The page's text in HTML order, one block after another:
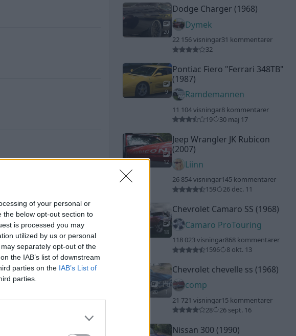
of your personal or
the below opt-out section to
is processed you may
utilized by us or personal
separately opt-out of the
the IAB’s list of downstream
parties on the IAB’s List of
parties.
20
Dodge Charger (1968)
Dymek
22 156 visningar31 kommentarer
32
9
Pontiac Fiero "Ferrari 348TB"
(1987)
Ramdemannen
11 104 visningar8 kommentarer
19
30 maj 17
12
Jeep Wrangler JK Rubicon
(2007)
Liinn
26 854 visningar145 kommentarer
159
26 dec. 11
18
Chevrolet Camaro SS (1968)
Camaro ProTouring
118 023 visningar868 kommentarer
1596
8 okt. 13
20 1
Chevrolet chevelle ss (1968)
comp
21 721 visningar15 kommentarer
28
26 sept. 16
Nissan 300 (1990)